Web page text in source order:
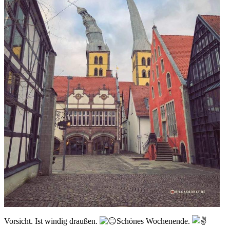
Vorsicht. Ist windig draußen. Schönes Wochenende.